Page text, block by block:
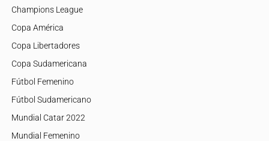
Champions League
Copa América
Copa Libertadores
Copa Sudamericana
Fútbol Femenino
Fútbol Sudamericano
Mundial Catar 2022
Mundial Femenino